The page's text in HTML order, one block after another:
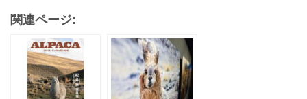
関連ページ: